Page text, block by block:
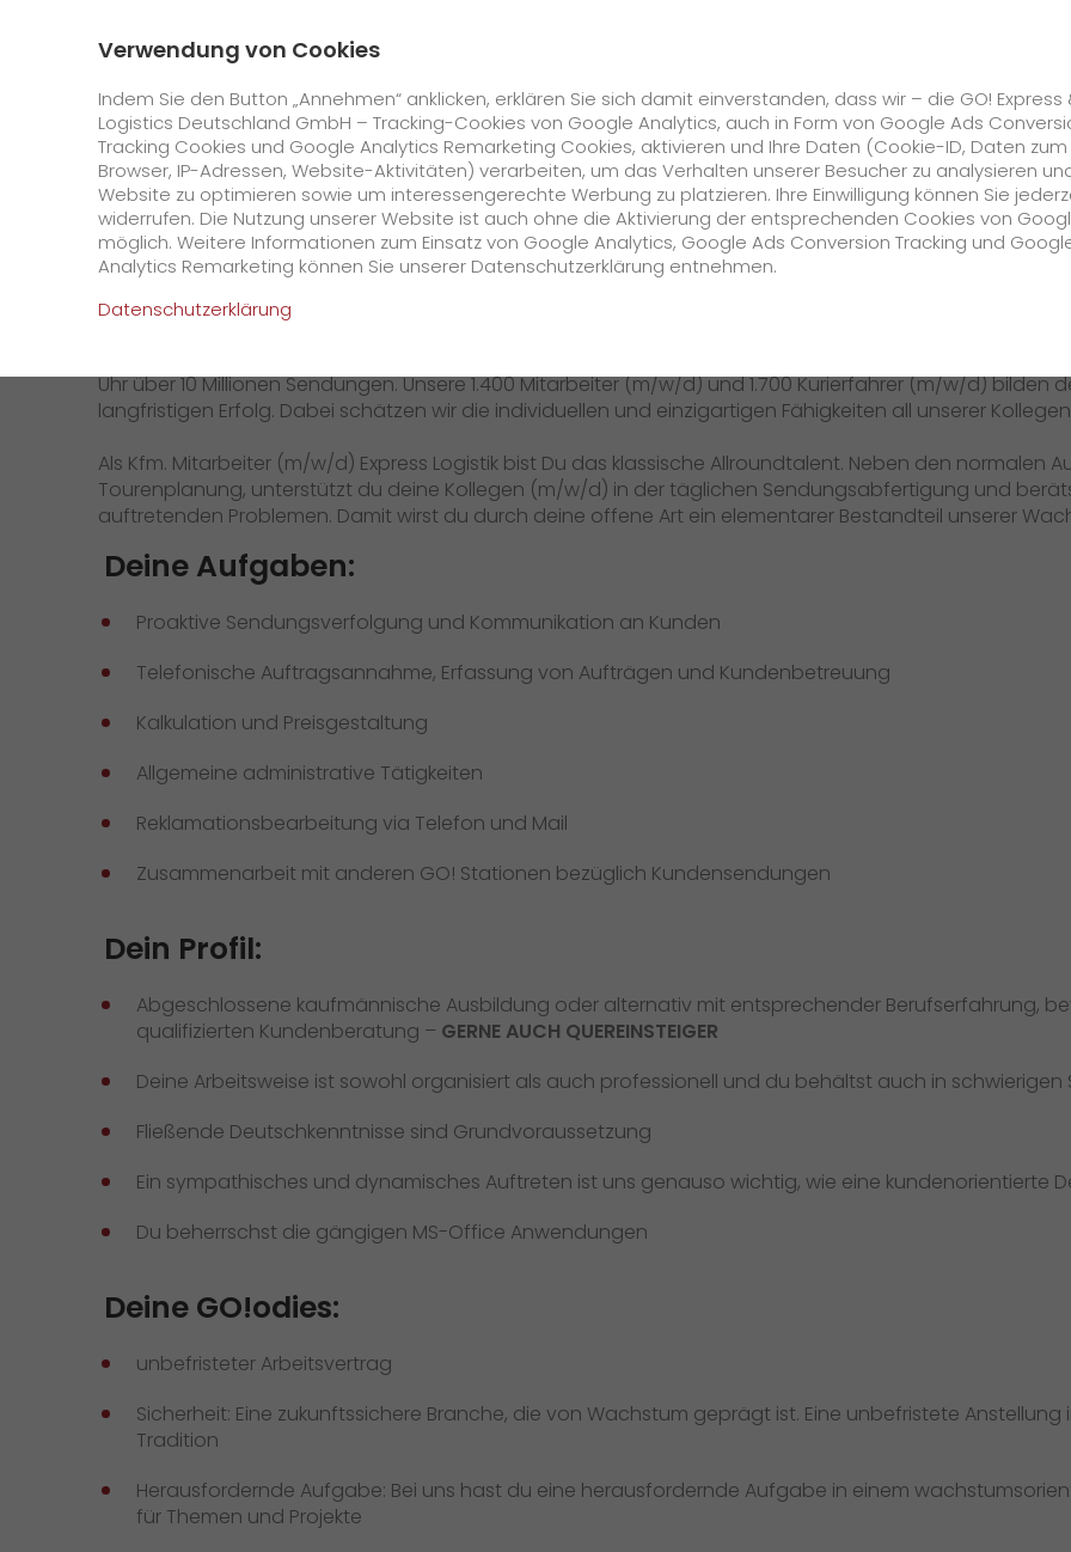
GO! Courier GO! Express GO! Solutions GO! Value Added Services
Online Services
GO! Kundenportal
>
App
Downloads
Newswall
Wir rocken Ihre Logistik
Deutschlands EM-Stadien: GO!
liefert sie den VIPs
GO! erhält Auszeichnung
„Höchste Kundenempfehlung“
vom Handelsblatt
Versandanfrage
Unternehmen
Daten & Fakten
Historie
CSR
Kaufmännischer Mitarbeiter (m/
Schwerpunkt Kundenservice -
Wir von GO! Express & Logistics sind Europas größter konzernunabhängiger Anbieter für Express- und
Uhr über 10 Millionen Sendungen. Unsere 1.400 Mitarbeiter (m/w/d) und 1.700 Kurierfahrer (m/w/d)
langfristigen Erfolg. Dabei schätzen wir die individuellen und einzigartigen Fähigkeiten all unserer
Als Kfm. Mitarbeiter (m/w/d) Express Logistik bist Du das klassische Allroundtalent. Neben den normalen
Tourenplanung, unterstützt du deine Kollegen (m/w/d) in der täglichen Sendungsabfertigung und
auftretenden Problemen. Damit wirst du durch deine offene Art ein elementarer Bestandteil unserer
Deine Aufgaben:
Proaktive Sendungsverfolgung und Kommunikation an Kunden
Telefonische Auftragsannahme, Erfassung von Aufträgen und Kundenbetreuung
Kalkulation und Preisgestaltung
Allgemeine administrative Tätigkeiten
Reklamationsbearbeitung via Telefon und Mail
Zusammenarbeit mit anderen GO! Stationen bezüglich Kundensendungen
Dein Profil:
Abgeschlossene kaufmännische Ausbildung oder alternativ mit entsprechender Berufserfahrung,
qualifizierten Kundenberatung – GERNE AUCH QUEREINSTEIGER
Deine Arbeitsweise ist sowohl organisiert als auch professionell und du behältst auch in schwierigen
Fließende Deutschkenntnisse sind Grundvoraussetzung
Ein sympathisches und dynamisches Auftreten ist uns genauso wichtig, wie eine kundenorientierte
Du beherrschst die gängigen MS-Office Anwendungen
Deine GO!odies:
unbefristeter Arbeitsvertrag
Sicherheit: Eine zukunftssichere Branche, die von Wachstum geprägt ist. Eine unbefristete
Tradition
Herausfordernde Aufgabe: Bei uns hast du eine herausfordernde Aufgabe in einem
für Themen und Projekte
Verwendung von Cookies
Indem Sie den Button „Annehmen“ anklicken, erklären Sie sich damit einverstanden, dass wir – die GO! Express
Logistics Deutschland GmbH – Tracking-Cookies von Google Analytics, auch in Form von Google Ads
Tracking Cookies und Google Analytics Remarketing Cookies, aktivieren und Ihre Daten (Cookie-ID, Daten
Browser, IP-Adressen, Website-Aktivitäten) verarbeiten, um das Verhalten unserer Besucher zu analysieren
Website zu optimieren sowie um interessengerechte Werbung zu platzieren. Ihre Einwilligung können Sie
widerrufen. Die Nutzung unserer Website ist auch ohne die Aktivierung der entsprechenden Cookies von
möglich. Weitere Informationen zum Einsatz von Google Analytics, Google Ads Conversion Tracking und
Analytics Remarketing können Sie unserer Datenschutzerklärung entnehmen.
Datenschutzerklärung